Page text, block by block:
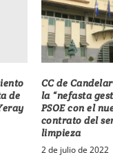
de
CC de
la “nefasta
PSOE con el
contrato del
limpieza
2 de julio de 2022